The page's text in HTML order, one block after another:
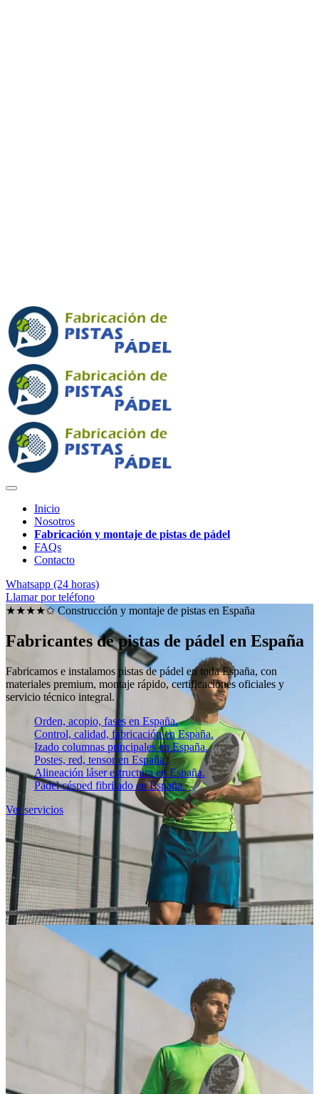
Inicio
Nosotros
Fabricación y montaje de pistas de pádel
FAQs
Contacto
Whatsapp (24 horas)
Llamar por teléfono
★★★★✩ Construcción y montaje de pistas en España
Fabricantes de pistas de pádel en España
Fabricamos e instalamos pistas de pádel en toda España, con
materiales premium, montaje rápido, certificaciones oficiales y
servicio técnico integral.
Orden, acopio, fases en España.
Control, calidad, fabricación en España.
Izado columnas principales en España.
Postes, red, tensor en España.
Alineación láser estructura en España.
Pádel césped fibrilado en España.
Ver servicios